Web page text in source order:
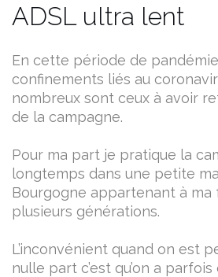
ADSL ultra lent
En cette période de
confinements liés au
nombreux sont ceux à avoir
de la campagne.
Pour ma part je pratique la
longtemps dans une petite
Bourgogne appartenant à ma
plusieurs générations.
L’inconvénient quand on est
nulle part c’est qu’on a